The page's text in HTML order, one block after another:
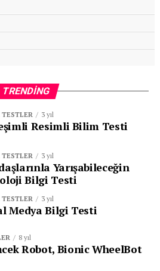
TRENDING
TESTLER 3 yıl
Resimli Bilim Testi
TESTLER 3 yıl
Yarışabileceğin
Bilgi Testi
TESTLER 3 yıl
Medya Bilgi Testi
8 yıl
Robot, Bionic WheelBot